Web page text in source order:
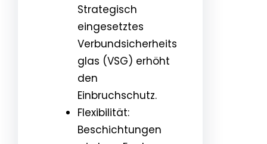
Strategisch
eingesetztes
Verbundsicherheits
glas (VSG) erhöht
den
Einbruchschutz.
Flexibilität:
Beschichtungen